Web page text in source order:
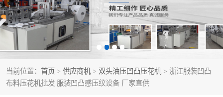
当前位置： 首页 > 供应商机 > 双头油压凹凸压花机 > 浙江服装凹凸
布料压花机批发 服装凹凸感压纹设备 厂家直供
高频热合机 超声波花边机
超声波复合压花机 凹凸压花机压标机
3040凹凸压花机 双头服装凹凸压花机